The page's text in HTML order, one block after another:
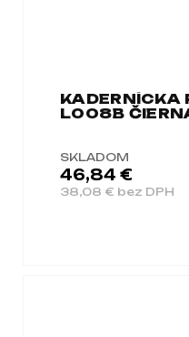
KADERNÍCKA
L008B
SKLADOM
38,08 € bez DPH
46,84 €